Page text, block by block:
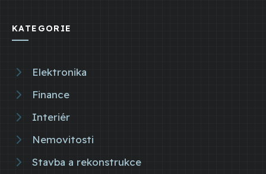
KATEGORIE
Elektronika
Finance
Interiér
Nemovitosti
Stavba a rekonstrukce